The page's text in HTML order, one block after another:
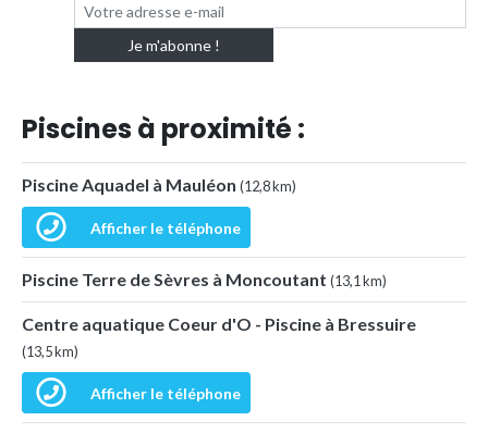
Piscines à proximité :
Piscine Aquadel à Mauléon (12,8 km)
Afficher le téléphone
Piscine Terre de Sèvres à Moncoutant (13,1 km)
Centre aquatique Coeur d'O - Piscine à Bressuire
(13,5 km)
Afficher le téléphone